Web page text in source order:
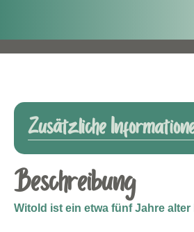
Zusätzliche
Beschreibung
Witold ist ein etwa fünf Jahre alter